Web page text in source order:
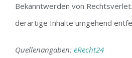
Bekanntwerden von
derartige Inhalte umgehend
Quellenangaben: eRecht24